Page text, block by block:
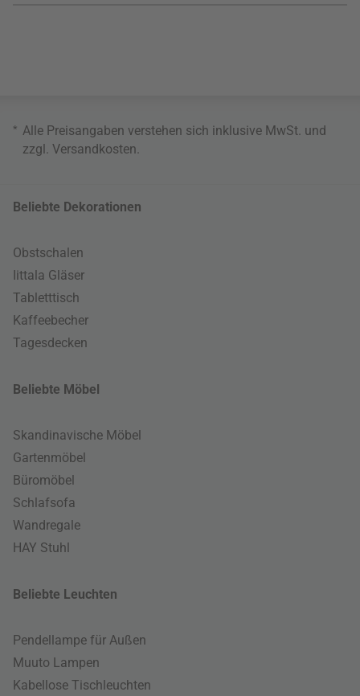
* Alle Preisangaben verstehen sich inklusive MwSt. und
zzgl. Versandkosten
Beliebte Dekorationen
Obstschalen
Iittala Gläser
Tabletttisch
Kaffeebecher
Tagesdecken
Beliebte Möbel
Skandinavische Möbel
Gartenmöbel
Büromöbel
Schlafsofa
Wandregale
HAY Stuhl
Beliebte Leuchten
Pendellampe für Außen
Muuto Lampen
Kabellose Tischleuchten